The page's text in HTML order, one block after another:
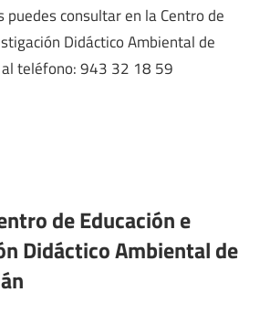
consultar en la Centro de
Didáctico Ambiental de
al teléfono: 943 32 18 59
de Educación e
Didáctico Ambiental de